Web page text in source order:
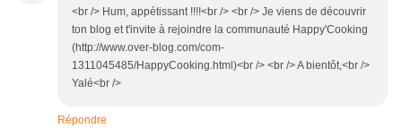
<br /> Hum, appétissant !!!!<br /> <br /> Je viens de découvrir
ton blog et t'invite à rejoindre la communauté Happy'Cooking
(http://www.over-blog.com/com-
1311045485/HappyCooking.html)<br /> <br /> A bientôt,<br />
Yalé<br />
Répondre